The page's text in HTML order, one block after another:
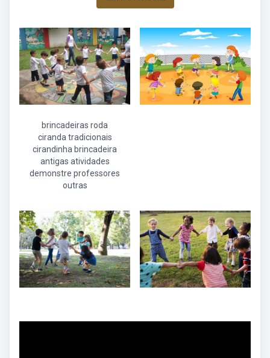
brincadeiras roda
ciranda tradicionais
cirandinha brincadeira
antigas atividades
demonstre professores
outras